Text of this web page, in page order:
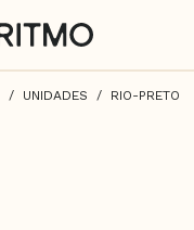
UNIDADES RIO-PRETO